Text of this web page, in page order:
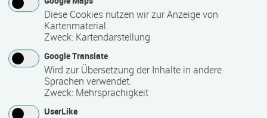
GSI mbH kooperierende Einrichtung.
Kontakt
Diese Cookies nutzen wir zur Anzeige von
Kartenmaterial.
Zweck: Kartendarstellung
Google Translate
Wird zur Übersetzung der Inhalte in andere
Sprachen verwendet.
Zweck: Mehrsprachigkeit
UserLike